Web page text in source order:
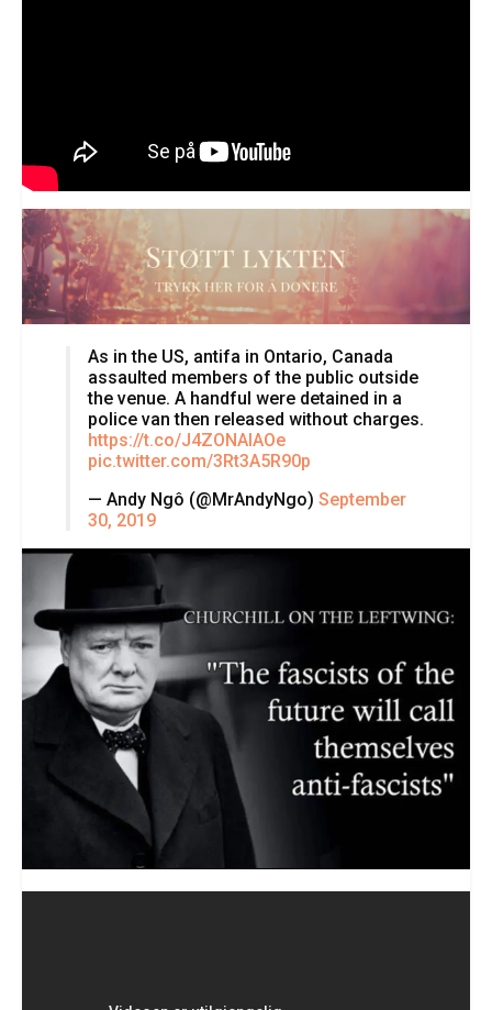
As in the US, antifa in Ontario, Canada
assaulted members of the public outside
the venue. A handful were detained in a
police van then released without charges.
https://t.co/J4ZONAIAOe
pic.twitter.com/3Rt3A5R90p
— Andy Ngô (@MrAndyNgo) September
30, 2019